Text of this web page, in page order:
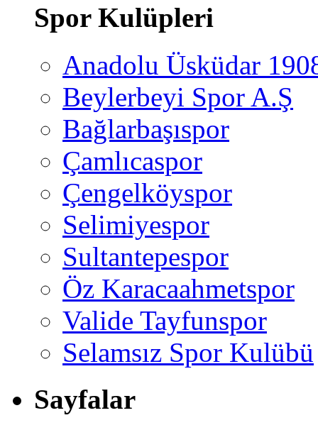
Spor Kulüpleri
Anadolu Üsküdar
Beylerbeyi Spor A.Ş
Bağlarbaşıspor
Çamlıcaspor
Çengelköyspor
Selimiyespor
Sultantepespor
Öz Karacaahmetspor
Valide Tayfunspor
Selamsız Spor Kulübü
Sayfalar